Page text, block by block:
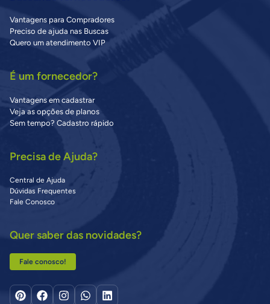
Vantagens para Compradores
Preciso de ajuda nas Buscas
Quero um atendimento VIP
É um fornecedor?
Vantagens em cadastrar
Veja as opções de planos
Sem tempo? Cadastro rápido
Precisa de Ajuda?
Central de Ajuda
Dúvidas Frequentes
Fale Conosco
Quer saber das novidades?
Fale conosco!